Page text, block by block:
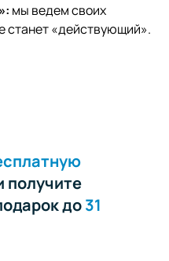
мы ведем своих
станет «действующий».
получите
до31